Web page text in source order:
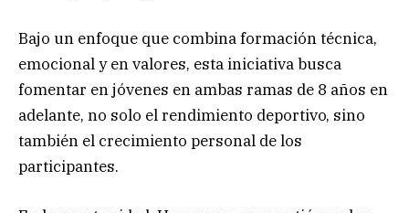
Bajo un enfoque que combina formación técnica,
emocional y en valores, esta iniciativa busca
fomentar en jóvenes en ambas ramas de 8 años en
adelante, no solo el rendimiento deportivo, sino
también el crecimiento personal de los
participantes.